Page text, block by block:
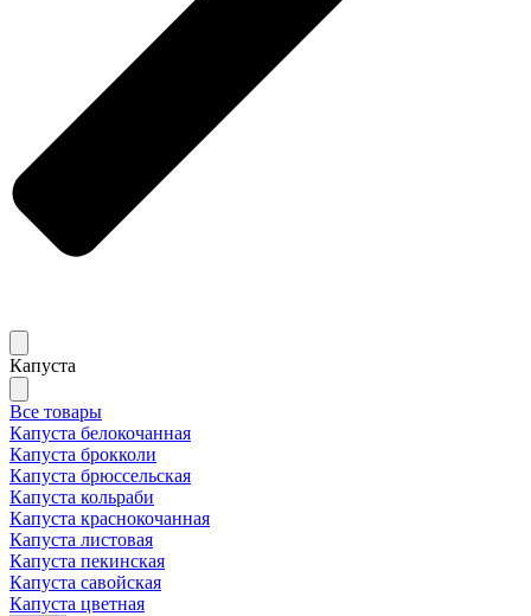
Капуста
Все товары
Капуста белокочанная
Капуста брокколи
Капуста брюссельская
Капуста кольраби
Капуста краснокочанная
Капуста листовая
Капуста пекинская
Капуста савойская
Капуста цветная